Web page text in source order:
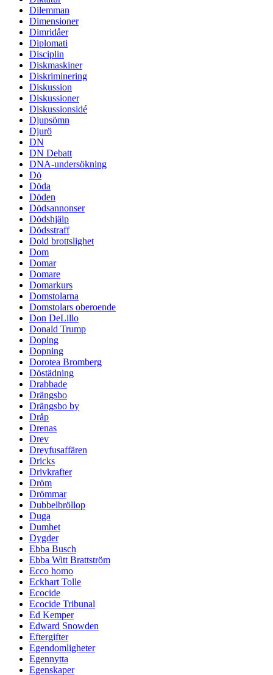
Dilemman
Dimensioner
Dimridåer
Diplomati
Disciplin
Diskmaskiner
Diskriminering
Diskussion
Diskussioner
Diskussionsidé
Djupsömn
Djurö
DN
DN Debatt
DNA-undersökning
Dö
Döda
Döden
Dödsannonser
Dödshjälp
Dödsstraff
Dold brottslighet
Dom
Domar
Domare
Domarkurs
Domstolarna
Domstolars oberoende
Don DeLillo
Donald Trump
Doping
Dopning
Dorotea Bromberg
Döstädning
Drabbade
Drängsbo
Drängsbo by
Dråp
Drenas
Drev
Dreyfusaffären
Dricks
Drivkrafter
Dröm
Drömmar
Dubbelbröllop
Duga
Dumhet
Dygder
Ebba Busch
Ebba Witt Brattström
Ecco homo
Eckhart Tolle
Ecocide
Ecocide Tribunal
Ed Kemper
Edward Snowden
Eftergifter
Egendomligheter
Egennytta
Egenskaper